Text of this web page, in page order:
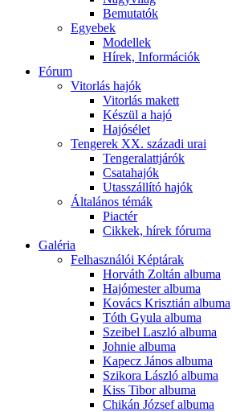
Bemutatók
Egyebek
Modellek
Hírek, Információk
Fórum
Vitorlás hajók
Vitorlás makett
Készül a hajó
Hajósélet
Tengerek XX. századi urai
Tengeralattjárók
Csatahajók
Utasszállító hajók
Általános témák
Piactér
Cikkek, hírek fóruma
Galéria
Felhasználói Képtárak
Horváth Zoltán albuma
Hajómester albuma
Kovács Krisztián albuma
Tóth Gyula albuma
Szeibel Laszló albuma
Johnie albuma
Kapecz János albuma
Szikora László albuma
Kiss Tibor albuma
Chikán József albuma